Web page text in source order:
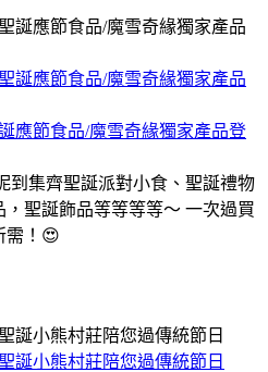
應節食品/魔雪奇緣獨家產品登
到集齊聖誕派對小食、聖誕禮物
聖誕飾品等等等等～ 一次過買
需！😍